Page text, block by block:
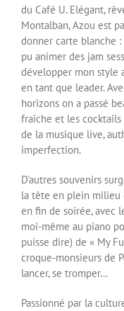
du Café U. Elégant,
Montalban, Azou est
donner carte blanche :
pu animer des jam
développer mon style
en tant que leader.
horizons on a passé
fraîche et les
de la musique live,
imperfection.
D’autres souvenirs
la tête en plein milieu
en fin de soirée, avec
moi-même au piano
puisse dire) de « My
croque-monsieurs de
lancer, se tromper…
Passionné par la